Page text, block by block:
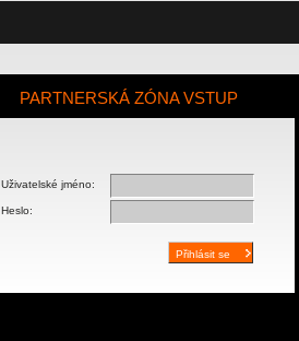
PARTNERSKÁ ZÓNA VSTUP
Uživatelské jméno:
Heslo: